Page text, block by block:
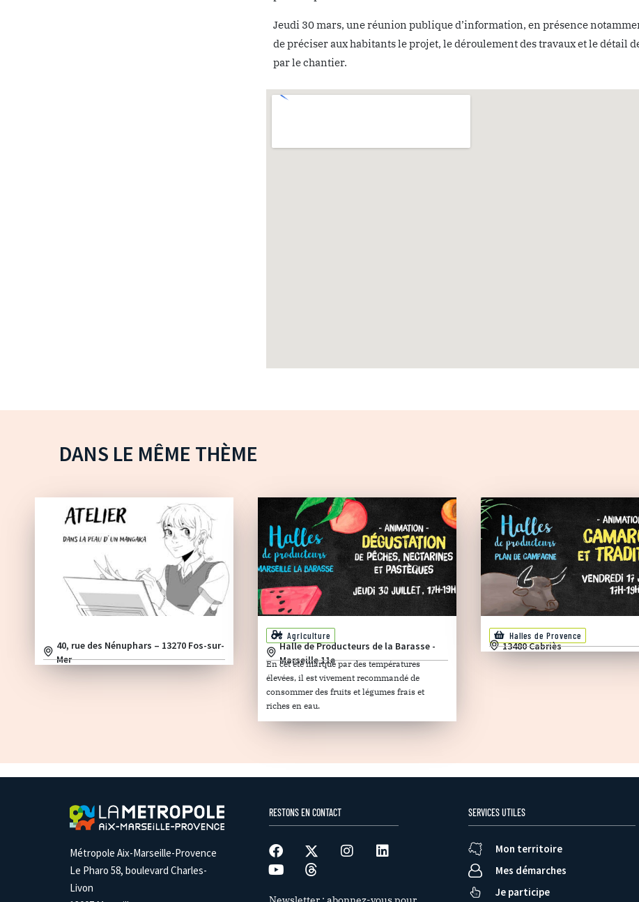
Jeudi 30 mars, une réunion publique d’information, en présence
de préciser aux habitants le projet, le déroulement des travaux et le détail
par le chantier.
DANS LE MÊME THÈME
40, rue des Nénuphars – 13270 Fos-sur-
Mer
Agriculture
Halle de Producteurs de la Barasse -
Marseille 11e
En cet été marqué par des températures
élevées, il est vivement recommandé de
consommer des fruits et légumes frais et
riches en eau.
Halles de Provence
13480 Cabriès
Métropole Aix-Marseille-Provence
Le Pharo 58, boulevard Charles-
Livon
RESTONS EN CONTACT SERVICES UTILES
Mon territoire
Mes démarches
Je participe